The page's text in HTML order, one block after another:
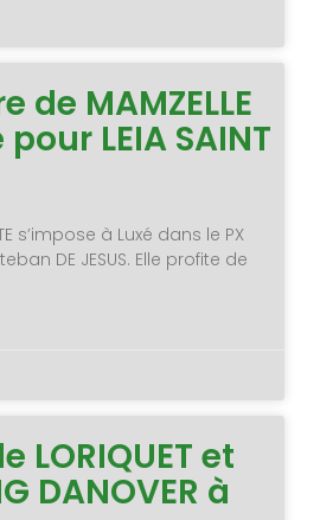
de MAMZELLE
pour LEIA SAINT
s’impose à Luxé dans le PX
DE JESUS. Elle profite de
LORIQUET et
DANOVER à